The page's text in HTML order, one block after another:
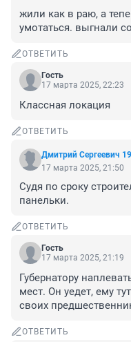
жили как в раю, а
умотаться. выгнали
ОТВЕТИТЬ
Гость
17 марта 2025, 22:23
Классная локация
ОТВЕТИТЬ
Дмитрий Сергеевич
17 марта 2025, 21:50
Судя по сроку
панельки.
ОТВЕТИТЬ
Гость
17 марта 2025, 21:19
Губернатору
мест. Он уедет, ему
своих
ОТВЕТИТЬ